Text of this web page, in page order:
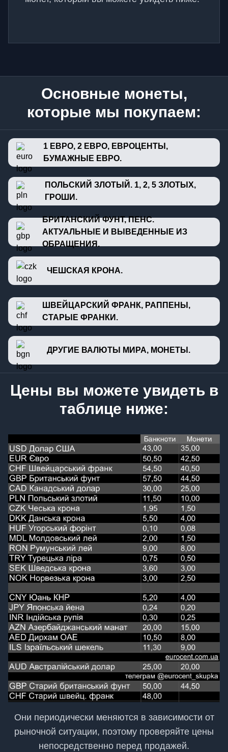
Основные монеты,
которые мы покупаем:
1 ЕВРО, 2 ЕВРО, ЕВРОЦЕНТЫ,
БУМАЖНЫЕ ЕВРО.
ПОЛЬСКИЙ ЗЛОТЫЙ. 1, 2, 5 ЗЛОТЫХ,
ГРОШИ.
БРИТАНСКИЙ ФУНТ, ПЕНС.
АКТУАЛЬНЫЕ И ВЫВЕДЕННЫЕ ИЗ
ОБРАЩЕНИЯ.
ЧЕШСКАЯ КРОНА.
ШВЕЙЦАРСКИЙ ФРАНК, РАППЕНЫ,
СТАРЫЕ ФРАНКИ.
ДРУГИЕ ВАЛЮТЫ МИРА, МОНЕТЫ.
Цены вы можете увидеть в
таблице ниже:
Они периодически меняются в зависимости от
рыночной ситуации, поэтому проверяйте цены
непосредственно перед продажей.